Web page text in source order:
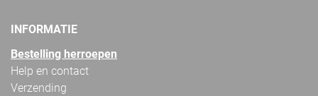
INFORMATIE
Bestelling herroepen
Help en contact
Verzending